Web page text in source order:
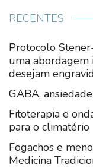
RECENTES
Protocolo
uma
desejam
GABA,
Fitoterapia e
para o climatério
Fogachos e
Medicina